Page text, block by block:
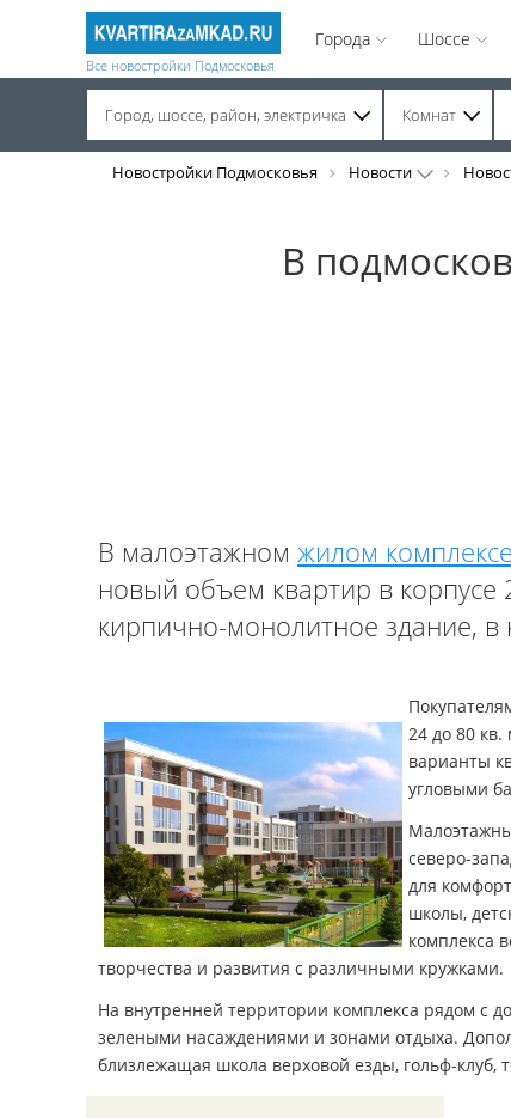
Все новостройки Подмосковья
Города Шоссе
Город, шоссе, район, электричка Комнат
Новостройки Подмосковья Новости
В
В малоэтажном жилом
новый объем квартир в
кирпично-монолитное здание,
24 до 80 кв.
варианты
угловыми
северо-
для
школы,
комплекса
творчества и развития с различными кружками.
На внутренней территории комплекса рядом с
зелеными насаждениями и зонами отдыха.
близлежащая школа верховой езды, гольф-